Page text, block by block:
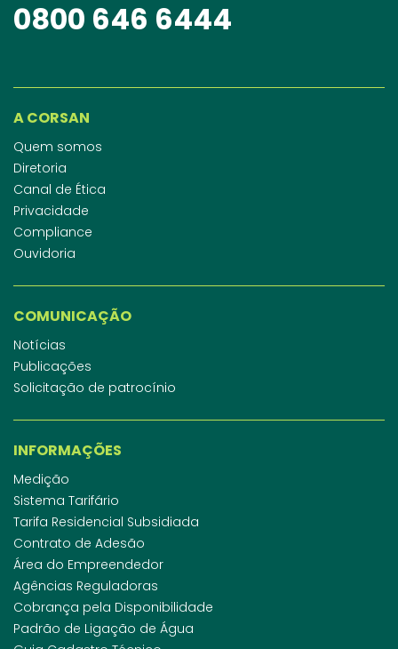
0800 646 6444
A CORSAN
Quem somos
Diretoria
Canal de Ética
Privacidade
Compliance
Ouvidoria
COMUNICAÇÃO
Notícias
Publicações
Solicitação de patrocínio
INFORMAÇÕES
Medição
Sistema Tarifário
Tarifa Residencial Subsidiada
Contrato de Adesão
Área do Empreendedor
Agências Reguladoras
Cobrança pela Disponibilidade
Padrão de Ligação de Água